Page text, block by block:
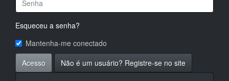
Esqueceu a senha?
Mantenha-me conectado
Acesso
Não é um usuário? Registre-se no site